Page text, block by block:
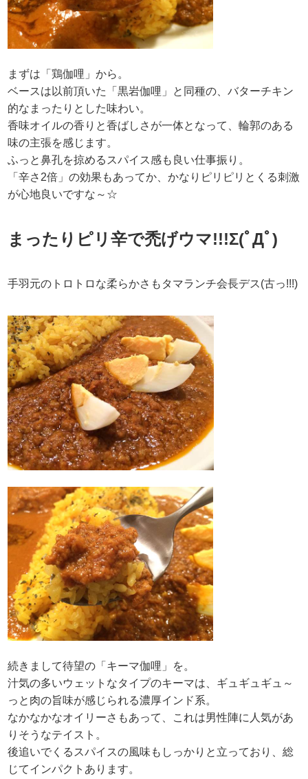
まずは「鶏伽哩」から。
ベースは以前頂いた「黒岩伽哩」と同種の、バターチキン
的なまったりとした味わい。
香味オイルの香りと香ばしさが一体となって、輪郭のある
味の主張を感じます。
ふっと鼻孔を掠めるスパイス感も良い仕事振り。
「辛さ2倍」の効果もあってか、かなりピリピリとくる刺激
が心地良いですな～☆
まったりピリ辛で禿げウマ!!!Σ(ﾟДﾟ)
手羽元のトロトロな柔らかさもタマランチ会長デス(古っ!!!)
続きまして待望の「キーマ伽哩」を。
汁気の多いウェットなタイプのキーマは、ギュギュギュ～
っと肉の旨味が感じられる濃厚インド系。
なかなかなオイリーさもあって、これは男性陣に人気があ
りそうなテイスト。
後追いでくるスパイスの風味もしっかりと立っており、総
じてインパクトあります。